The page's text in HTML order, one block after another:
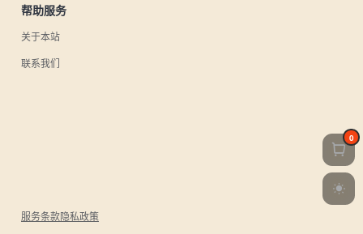
帮助服务
关于本站
联系我们
服务条款隐私政策
0